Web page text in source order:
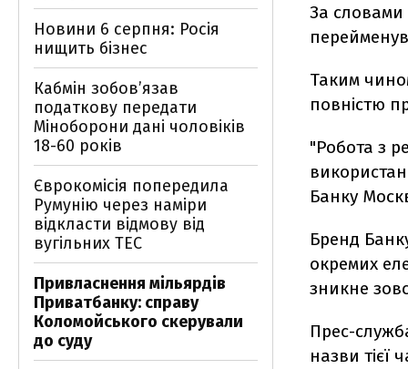
За словами
Таким
повністю
"Робота з
Банку
Бренд
окремих
зникне
Прес-
назви тієї
Новини 6 серпня: Росія
нищить бізнес
Кабмін зобовʼязав
податкову передати
Міноборони дані чоловіків
18-60 років
Єврокомісія попередила
Румунію через наміри
відкласти відмову від
вугільних ТЕС
Привласнення мільярдів
Приватбанку: справу
Коломойського скерували
до суду